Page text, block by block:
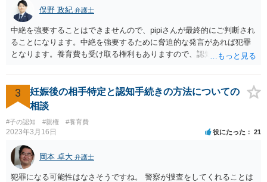
俣野 政紀 弁護士
中絶を強要することはできませんので、pipiさんが最終的にご判断され
ることになります。中絶を強要するために脅迫的な発言があれば犯罪
となります。養育費も受け取る権利もありますので、認知等につきお
勧めします。
3
妊娠後の相手特定と認知手続きの方法についての
相談
#子の認知 #親権 #養育費
2023年3月16日 役にたった 21
岡本 卓大 弁護士
犯罪になる可能性はなさそうですね。 警察が捜査をしてくれることは